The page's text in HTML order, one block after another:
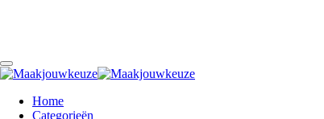
Home
Categorieën